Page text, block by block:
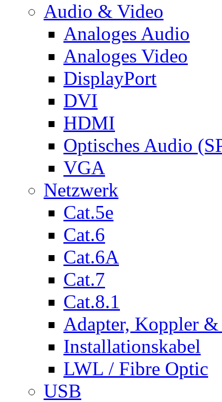
Audio & Video
Analoges Audio
Analoges Video
DisplayPort
DVI
HDMI
Optisches Audio
VGA
Netzwerk
Cat.5e
Cat.6
Cat.6A
Cat.7
Cat.8.1
Adapter, Koppler &
Installationskabel
LWL / Fibre Optic
USB